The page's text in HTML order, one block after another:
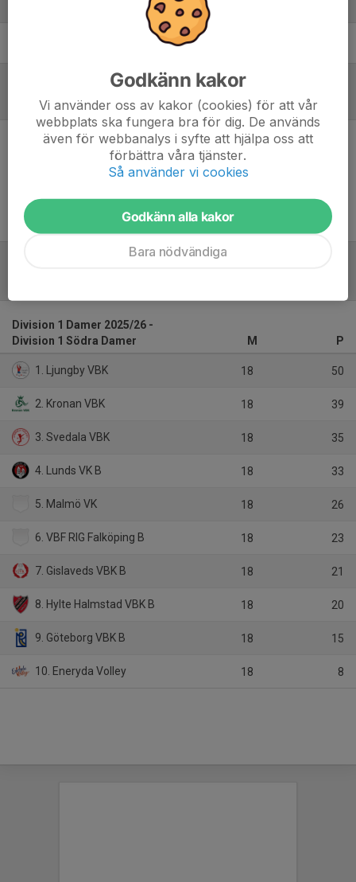
Huvudtränare
Referat
Inget referat skrivet
Division 1 Damer 2025/26 -
Division 1 Södra Damer
M P
1. Ljungby VBK 18 50
2. Kronan VBK 18 39
3. Svedala VBK 18 35
4. Lunds VK B 18 33
5. Malmö VK 18 26
6. VBF RIG Falköping B 18 23
7. Gislaveds VBK B 18 21
8. Hylte Halmstad VBK B 18 20
9. Göteborg VBK B 18 15
10. Eneryda Volley 18 8
Godkänn kakor
Vi använder oss av kakor (cookies) för att vår
webbplats ska fungera bra för dig. De används
även för webbanalys i syfte att hjälpa oss att
förbättra våra tjänster.
Så använder vi cookies
Godkänn alla kakor
Bara nödvändiga